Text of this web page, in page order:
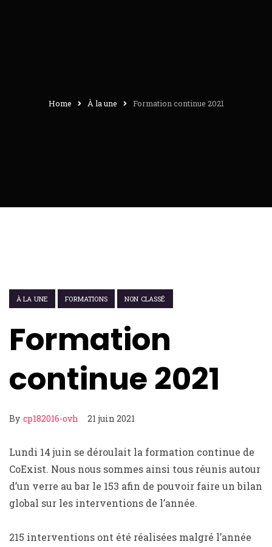
Home À la une Formation continue 2021
À LA UNE FORMATIONS NON CLASSÉ
Formation
continue 2021
By cp182016-ovh 21 juin 2021
Lundi 14 juin se déroulait la formation continue de
CoExist. Nous nous sommes ainsi tous réunis autour
d’un verre au bar le 153 afin de pouvoir faire un bilan
global sur les interventions de l’année.
215 interventions ont été réalisées malgré l’année